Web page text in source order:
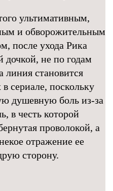
ультимативным,
и обворожительным
после ухода Рика
дочкой, не по годам
становится
сериале, поскольку
душевную боль из-за
в честь которой
проволокой, а
отражение ее
сторону.